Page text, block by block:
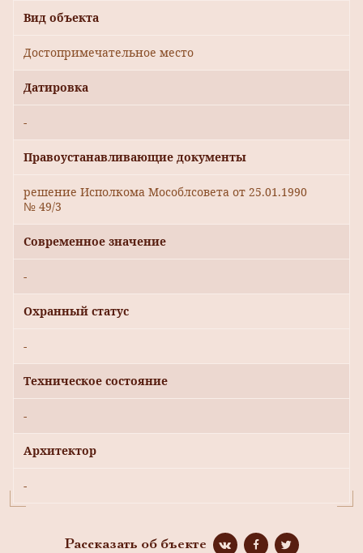
Вид объекта
Достопримечательное место
Датировка
-
Правоустанавливающие документы
решение Исполкома Мособлсовета от 25.01.1990
№ 49/3
Современное значение
-
Охранный статус
-
Техническое состояние
-
Архитектор
-
Рассказать об бъекте